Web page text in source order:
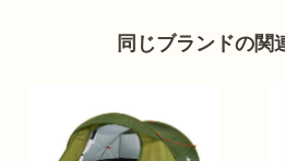
同じブランドの関